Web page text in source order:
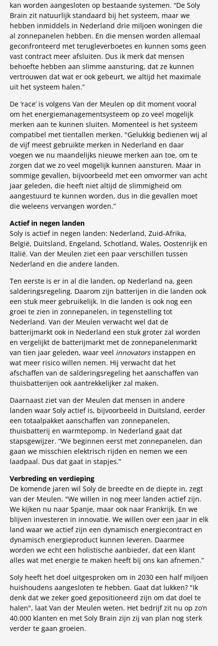
kan worden aangesloten op bestaande systemen. “De Soly
Brain zit natuurlijk standaard bij het systeem, maar we
hebben inmiddels in Nederland drie miljoen woningen die
al zonnepanelen hebben. En die mensen worden allemaal
geconfronteerd met terugleverboetes en kunnen soms geen
vast contract meer afsluiten. Dus ik merk dat mensen
behoefte hebben aan slimme aansturing, dat ze kunnen
vertrouwen dat wat er ook gebeurt, we altijd het maximale
uit het systeem halen.”
De ‘race’ is volgens Van der Meulen op dit moment vooral
om het energiemanagementsysteem op zo veel mogelijk
merken aan te kunnen sluiten. Momenteel is het systeem
compatibel met tientallen merken. "Gelukkig bedienen wij al
de vijf meest gebruikte merken in Nederland en daar
voegen we nu maandelijks nieuwe merken aan toe, om te
zorgen dat we zo veel mogelijk kunnen aansturen. Maar in
sommige gevallen, bijvoorbeeld met een omvormer van acht
jaar geleden, die heeft niet altijd de slimmigheid om
aangestuurd te kunnen worden, dus in die gevallen moet
die weleens vervangen worden.”
Actief in negen landen
Soly is actief in negen landen: Nederland, Zuid-Afrika,
België, Duitsland, Engeland, Schotland, Wales, Oostenrijk en
Italië. Van der Meulen ziet een paar verschillen tussen
Nederland en die andere landen.
Ten eerste is er in al die landen, op Nederland na, geen
salderingsregeling. Daarom zijn batterijen in die landen ook
een stuk meer gebruikelijk. In die landen is ook nog een
groei te zien in zonnepanelen, in tegenstelling tot
Nederland. Van der Meulen verwacht wel dat de
batterijmarkt ook in Nederland een stuk groter zal worden
en vergelijkt de batterijmarkt met de zonnepanelenmarkt
van tien jaar geleden, waar veel innovatorsinstappen en
wat meer risico willen nemen. Hij verwacht dat het
afschaffen van de salderingsregeling het aanschaffen van
thuisbatterijen ook aantrekkelijker zal maken.
Daarnaast ziet van der Meulen dat mensen in andere
landen waar Soly actief is, bijvoorbeeld in Duitsland, eerder
een totaalpakket aanschaffen van zonnepanelen,
thuisbatterij en warmtepomp. In Nederland gaat dat
stapsgewijzer. “We beginnen eerst met zonnepanelen, dan
gaan we misschien elektrisch rijden en nemen we een
laadpaal. Dus dat gaat in stapjes.”
Verbreding en verdieping
De komende jaren wil Soly de breedte en de diepte in, zegt
van der Meulen. "We willen in nog meer landen actief zijn.
We kijken nu naar Spanje, maar ook naar Frankrijk. En we
blijven investeren in innovatie. We willen over een jaar in elk
land waar we actief zijn een dynamisch energiecontract en
dynamisch energieproduct kunnen leveren. Daarmee
worden we echt een holistische aanbieder, dat een klant
alles wat met energie te maken heeft bij ons kan afnemen.”
Soly heeft het doel uitgesproken om in 2030 een half miljoen
huishoudens aangesloten te hebben. Gaat dat lukken? "Ik
denk dat we zeker goed gepositioneerd zijn om dat doel te
halen", laat Van der Meulen weten. Het bedrijf zit nu op zo’n
40.000 klanten en met Soly Brain zijn zij van plan nog sterk
verder te gaan groeien.